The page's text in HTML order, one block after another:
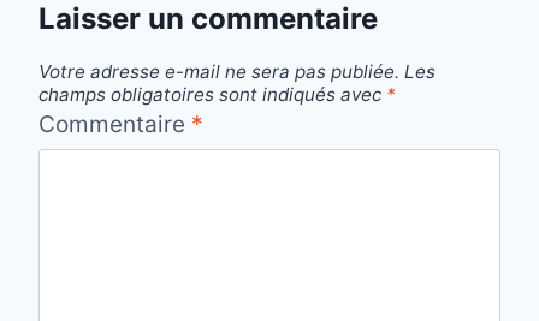
Laisser un commentaire
Votre adresse e-mail ne sera pas publiée. Les
champs obligatoires sont indiqués avec *
Commentaire *